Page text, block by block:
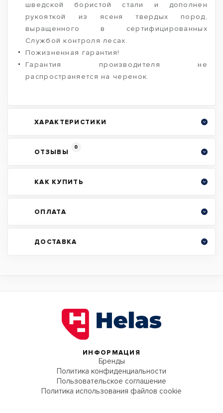
шведской бористой стали и дополнен
рукояткой из ясеня твердых пород,
выращенного в сертифицированных
Службой контроля лесах.
Пожизненная гарантия!
Гарантия производителя не
распространяется на черенок.
ХАРАКТЕРИСТИКИ
ОТЗЫВЫ
0
КАК КУПИТЬ
ОПЛАТА
ДОСТАВКА
ИНФОРМАЦИЯ
Бренды
Политика конфиденциальности
Пользовательское соглашение
Политика использования файлов cookie